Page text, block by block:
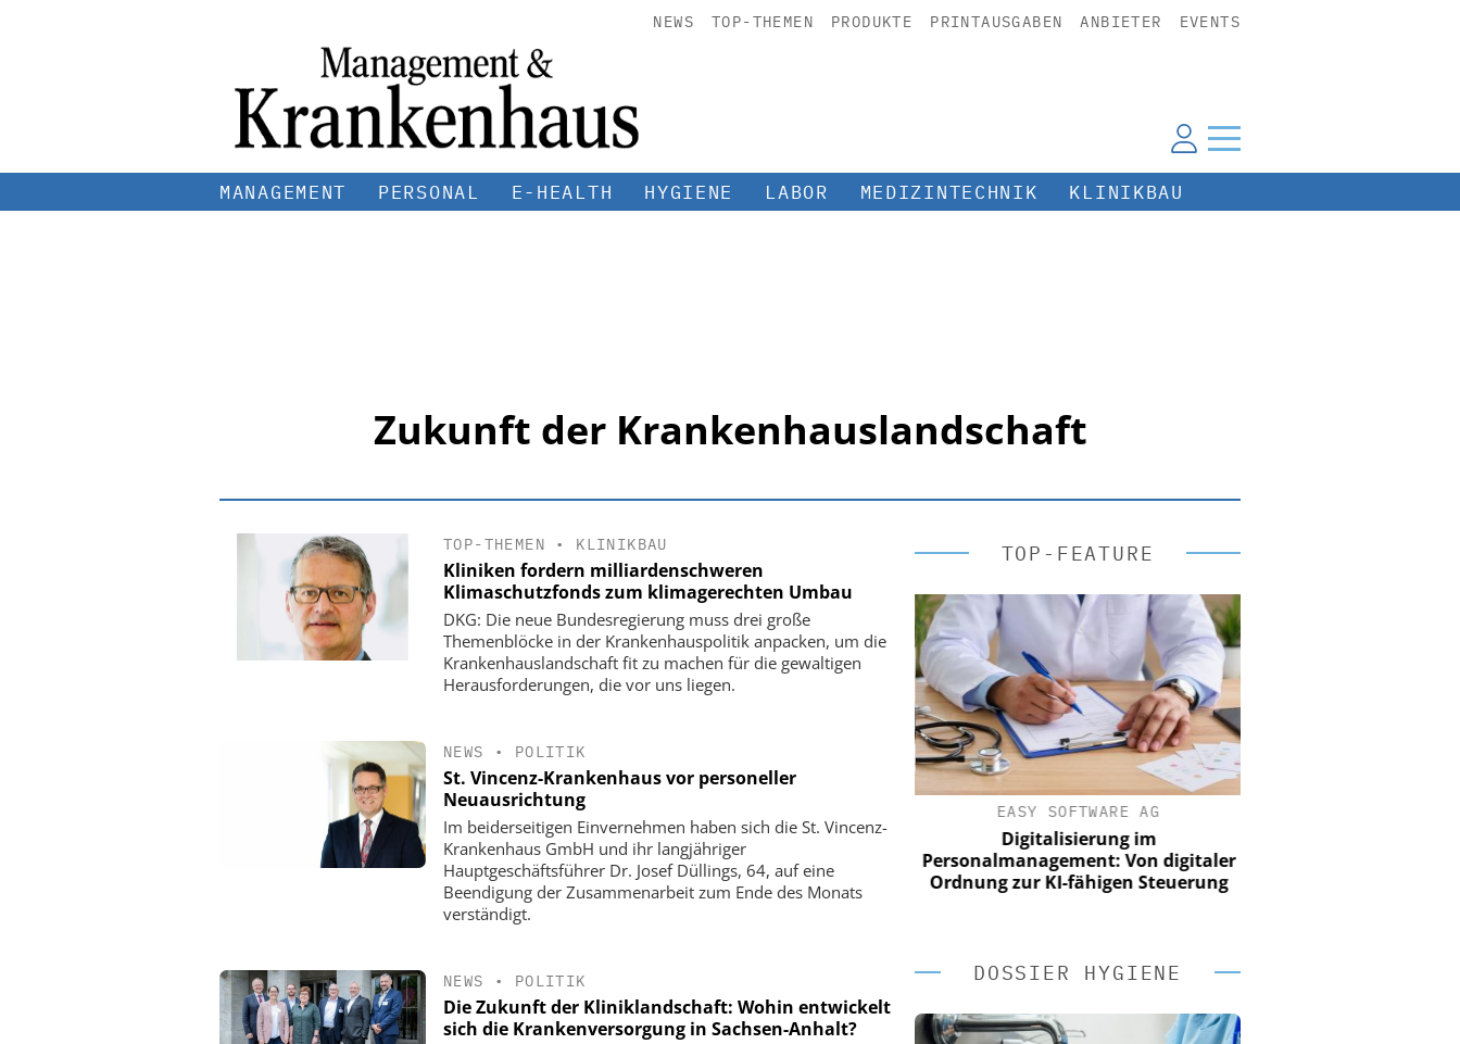
NEWS TOP-THEMEN PRODUKTE PRINTAUSGABEN ANBIETER EVENTS
MANAGEMENT PERSONAL E-HEALTH HYGIENE LABOR MEDIZINTECHNIK KLINIKBAU
Zukunft der Krankenhauslandschaft
TOP-THEMEN • KLINIKBAU
Kliniken fordern milliardenschweren
Klimaschutzfonds zum klimagerechten Umbau
DKG: Die neue Bundesregierung muss drei große
Themenblöcke in der Krankenhauspolitik anpacken, um die
Krankenhauslandschaft fit zu machen für die gewaltigen
Herausforderungen, die vor uns liegen.
NEWS • POLITIK
St. Vincenz-Krankenhaus vor personeller
Neuausrichtung
Im beiderseitigen Einvernehmen haben sich die St. Vincenz-
Krankenhaus GmbH und ihr langjähriger
Hauptgeschäftsführer Dr. Josef Düllings, 64, auf eine
Beendigung der Zusammenarbeit zum Ende des Monats
verständigt.
NEWS • POLITIK
Die Zukunft der Kliniklandschaft: Wohin entwickelt
sich die Krankenversorgung in Sachsen-Anhalt?
TOP-FEATURE
EASY SOFTWARE AG
Digitalisierung im
Personalmanagement: Von digitaler
Ordnung zur KI-fähigen Steuerung
Digitalisierung im
Personalmanagement: Von digitaler
Ordnung zur KI-fähigen Steuerung
EASY SOFTWARE AG
Digitalisierung im
Personalmanagement: Von digitaler
Ordnung zur KI-fähigen Steuerung
DOSSIER HYGIENE